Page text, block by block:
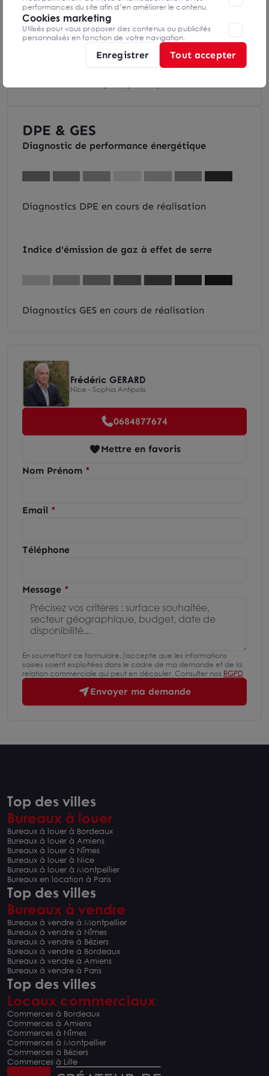
43 places de parkings
DPE & GES
Diagnostic de performance énergétique
Diagnostics DPE en cours de réalisation
Indice d'émission de gaz à effet de serre
Diagnostics GES en cours de réalisation
Frédéric GERARD
Nice - Sophia Antipolis
0684877674
Mettre en favoris
Nom Prénom
Email
Téléphone
Message
En soumettant ce formulaire, j'accepte que les informations
saisies soient exploitées dans le cadre de ma demande et de la
relation commerciale qui peut en découler. Consulter nos RGPD
Envoyer ma demande
Top des villes
Bureaux à louer
Bureaux à louer à Bordeaux
Bureaux à louer à Amiens
Bureaux à louer à Nîmes
Bureaux à louer à Nice
Bureaux à louer à Montpellier
Bureaux en location à Paris
Top des villes
Bureaux à vendre
Bureaux à vendre à Montpellier
Bureaux à vendre à Nîmes
Bureaux à vendre à Béziers
Bureaux à vendre à Bordeaux
Bureaux à vendre à Amiens
Bureaux à vendre à Paris
Top des villes
Locaux commerciaux
Commerces à Bordeaux
Commerces à Amiens
Commerces à Nîmes
Commerces à Montpellier
Commerces à Béziers
Commerces à Lille
performances du site afin d’en améliorer le contenu.
Cookies marketing
Utilisés pour vous proposer des contenus ou publicités
personnalisés en fonction de votre navigation.
Enregistrer Tout accepter